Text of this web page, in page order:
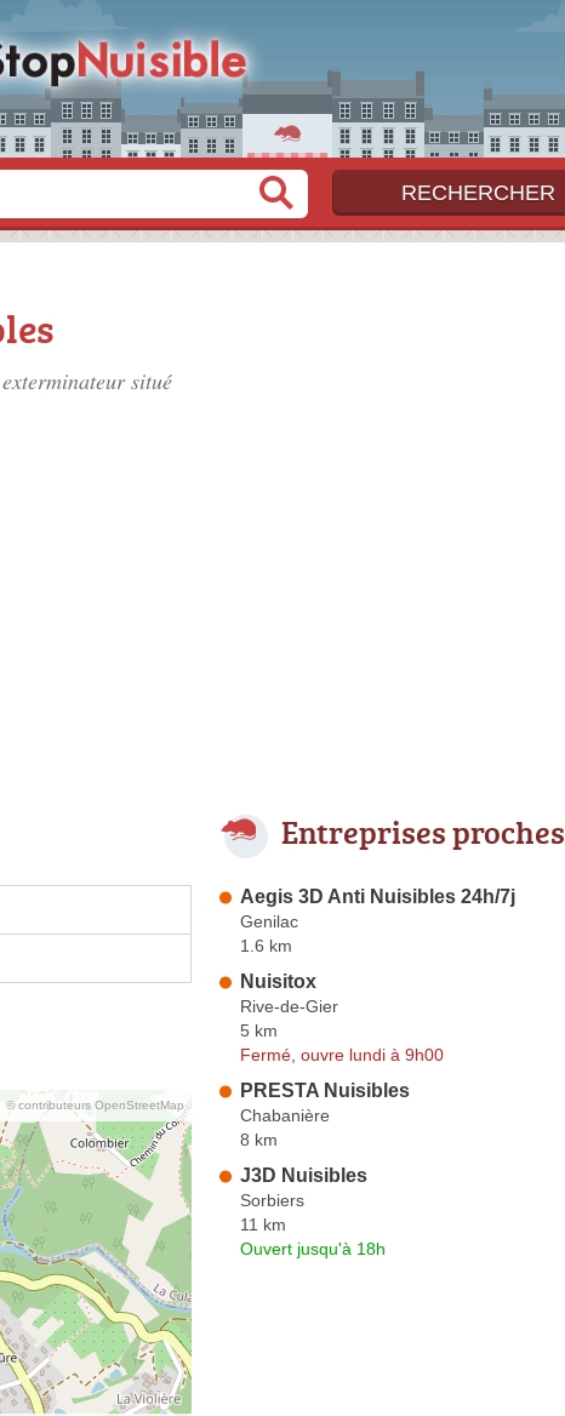
situé
© contributeurs OpenStreetMap
Entreprises proches
Aegis 3D Anti Nuisibles 24h/7j
Genilac
1.6 km
Nuisitox
Rive-de-Gier
5 km
Fermé, ouvre lundi à 9h00
PRESTA Nuisibles
Chabanière
8 km
J3D Nuisibles
Sorbiers
11 km
Ouvert jusqu'à 18h